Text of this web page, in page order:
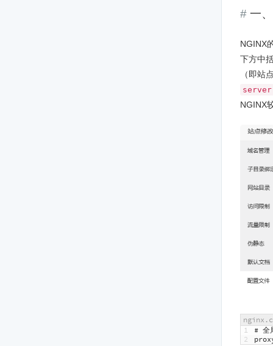
一
NGINX
下方中
（即站
server
NGINX
1
2
# 全